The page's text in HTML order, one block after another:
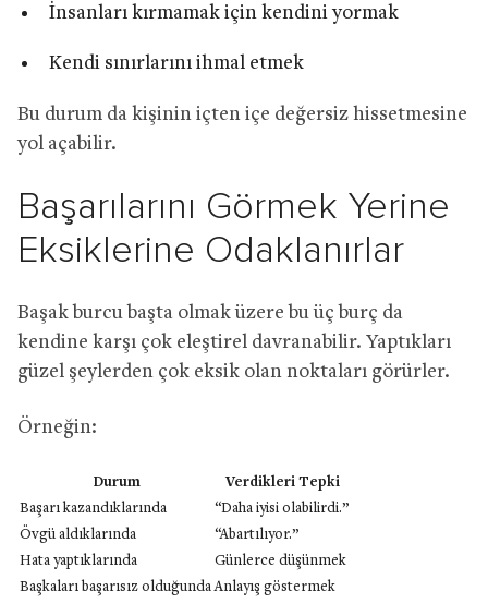
İnsanları kırmamak için kendini yormak
Kendi sınırlarını ihmal etmek
Bu durum da kişinin içten içe değersiz hissetmesine
yol açabilir.
Başarılarını Görmek Yerine
Eksiklerine Odaklanırlar
Başak burcu başta olmak üzere bu üç burç da
kendine karşı çok eleştirel davranabilir. Yaptıkları
güzel şeylerden çok eksik olan noktaları görürler.
Örneğin:
Durum
Verdikleri Tepki
Başarı kazandıklarında
“Daha iyisi olabilirdi.”
Övgü aldıklarında
“Abartılıyor.”
Hata yaptıklarında
Günlerce düşünmek
Başkaları başarısız olduğunda Anlayış göstermek